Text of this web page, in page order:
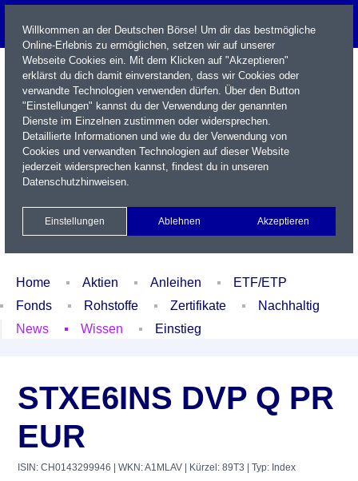
Name / WKN / ISIN / Kürzel
Xetra Realtime
Watchlist Portfolio Login
Home Aktien Anleihen
ETF/ETP
Fonds
Rohstoffe Zertifikate
Nachhaltig
News
Wissen Einstieg
STXE6INS DVP Q PR
EUR
ISIN: CH0143299946 | WKN: A1MLAV | Kürzel: 89T3 | Typ: Index
Willkommen an der Deutschen Börse! Um dir das bestmögliche
Online-Erlebnis zu ermöglichen, setzen wir auf unserer
Webseite Cookies ein. Mit dem Klicken auf "Akzeptieren"
erklärst du dich damit einverstanden, dass wir Cookies oder
verwandte Technologien verwenden dürfen. Über den Button
"Einstellungen" kannst du der Verwendung der genannten
Dienste im Einzelnen zustimmen oder widersprechen.
Detaillierte Informationen und wie du der Verwendung von
Cookies und verwandten Technologien auf dieser Website
jederzeit widersprechen kannst, findest du in unseren
Datenschutzhinweisen.
Einstellungen Ablehnen Akzeptieren